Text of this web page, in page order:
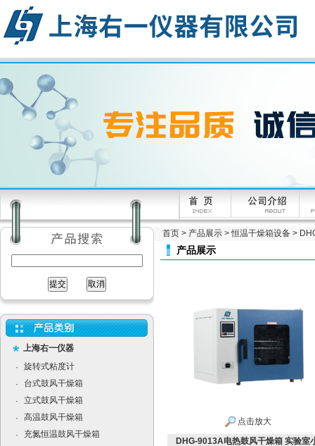
上海右一仪器
·
旋转式粘度计
·
台式鼓风干燥箱
·
立式鼓风干燥箱
·
高温鼓风干燥箱
·
充氮恒温鼓风干燥箱
首页 > 产品展示 >恒温干燥箱设备 >
产品展示
点击放大
DHG-9013A电热鼓风干燥箱 实验室